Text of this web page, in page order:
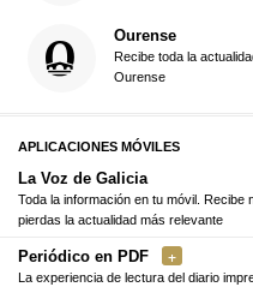
Ourense
Recibe toda la
Ourense
APLICACIONES MÓVILES
La Voz de Galicia
Toda la información en tu móvil. Recibe
pierdas la actualidad más relevante
Periódico en PDF
La experiencia de lectura del diario